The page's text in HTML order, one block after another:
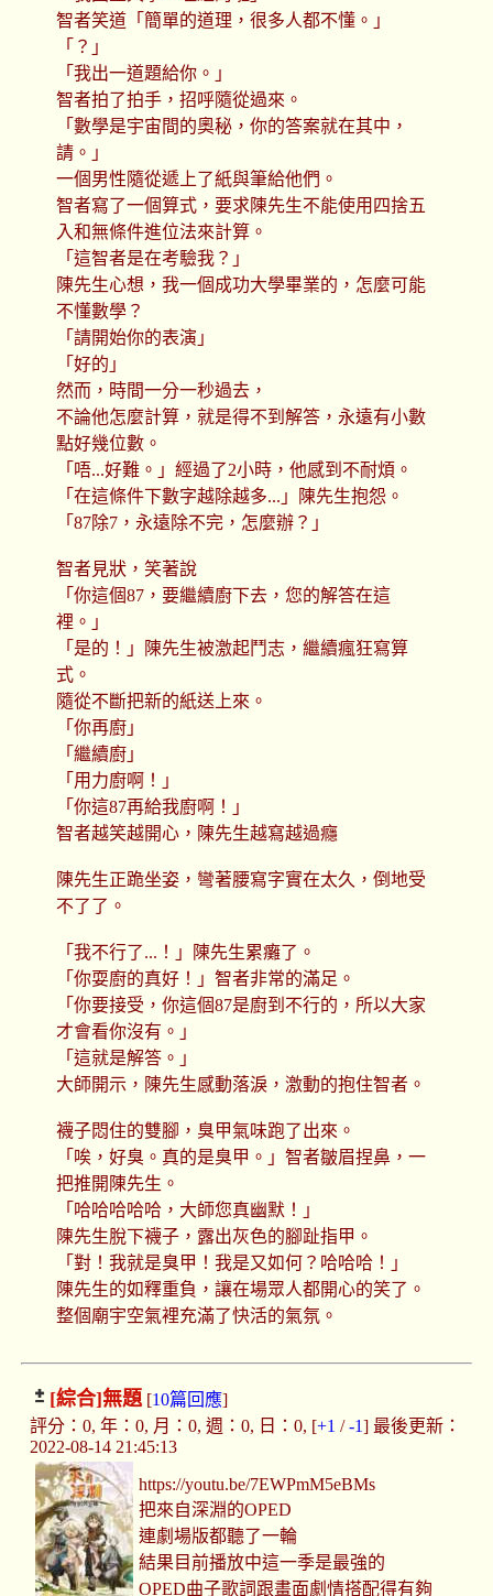
智者笑道「簡單的道理，很多人都不懂。」
「？」
「我出一道題給你。」
智者拍了拍手，招呼隨從過來。
「數學是宇宙間的奧秘，你的答案就在其中，
請。」
一個男性隨從遞上了紙與筆給他們。
智者寫了一個算式，要求陳先生不能使用四捨五
入和無條件進位法來計算。
「這智者是在考驗我？」
陳先生心想，我一個成功大學畢業的，怎麼可能
不懂數學？
「請開始你的表演」
「好的」
然而，時間一分一秒過去，
不論他怎麼計算，就是得不到解答，永遠有小數
點好幾位數。
「唔...好難。」經過了2小時，他感到不耐煩。
「在這條件下數字越除越多...」陳先生抱怨。
「87除7，永遠除不完，怎麼辦？」
智者見狀，笑著說
「你這個87，要繼續廚下去，您的解答在這
裡。」
「是的！」陳先生被激起鬥志，繼續瘋狂寫算
式。
隨從不斷把新的紙送上來。
「你再廚」
「繼續廚」
「用力廚啊！」
「你這87再給我廚啊！」
智者越笑越開心，陳先生越寫越過癮
陳先生正跪坐姿，彎著腰寫字實在太久，倒地受
不了了。
「我不行了...！」陳先生累癱了。
「你耍廚的真好！」智者非常的滿足。
「你要接受，你這個87是廚到不行的，所以大家
才會看你沒有。」
「這就是解答。」
大師開示，陳先生感動落淚，激動的抱住智者。
襪子悶住的雙腳，臭甲氣味跑了出來。
「唉，好臭。真的是臭甲。」智者皺眉捏鼻，一
把推開陳先生。
「哈哈哈哈哈，大師您真幽默！」
陳先生脫下襪子，露出灰色的腳趾指甲。
「對！我就是臭甲！我是又如何？哈哈哈！」
陳先生的如釋重負，讓在場眾人都開心的笑了。
整個廟宇空氣裡充滿了快活的氣氛。
[綜合]無題[10篇回應]
評分：0, 年：0, 月：0, 週：0, 日：0, [+1 /-1] 最後更新：
2022-08-14 21:45:13
https://youtu.be/7EWPmM5eBMs
把來自深淵的OPED
連劇場版都聽了一輪
結果目前播放中這一季是最強的
OPED曲子歌詞跟畫面劇情搭配得有夠